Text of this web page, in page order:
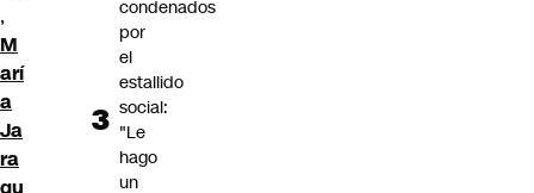
,
M
arí
a
Ja
ra
condenados
por
el
estallido
social:
"Le
hago
un